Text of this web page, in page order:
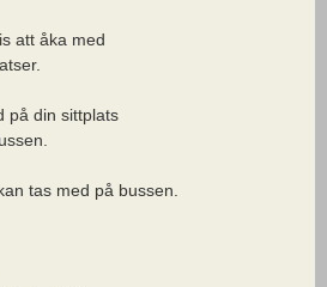
att åka med
på din sittplats
tas med på bussen.